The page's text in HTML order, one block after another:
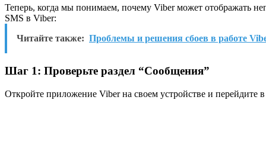
Теперь, когда мы понимаем, почему Viber может отображать
SMS в Viber:
Читайте также: Проблемы и решения сбоев в работе
Шаг 1: Проверьте раздел “Сообщения”
Откройте приложение Viber на своем устройстве и